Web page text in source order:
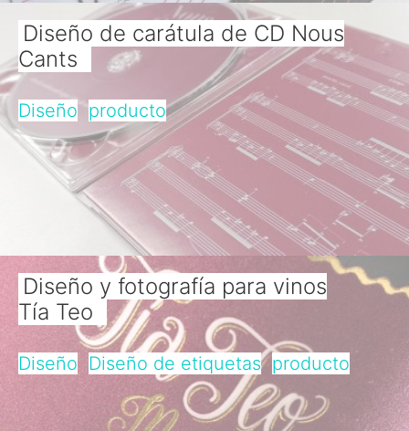
Diseño de carátula de CD Nous
Cants
Diseño producto
Diseño y fotografía para vinos
Tía Teo
Diseño Diseño de etiquetas producto